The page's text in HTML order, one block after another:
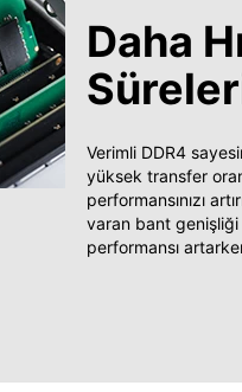
Daha
Verimli DDR4
yüksek transfer
performansınızı
varan bant genişliği
performansı